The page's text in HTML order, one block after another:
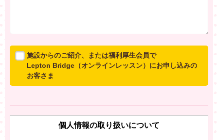
施設からのご紹介、または福利厚生会員で
Lepton Bridge（オンラインレッスン）にお申し込みの
お客さま
いいたします。
※ご兄弟姉妹など複数でお申し込みの場合、お一人ず
個人情報の取り扱いについて